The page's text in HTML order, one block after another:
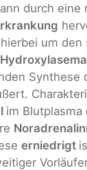
durch eine
um den
Synthese
im Blutplasma
erniedrigt